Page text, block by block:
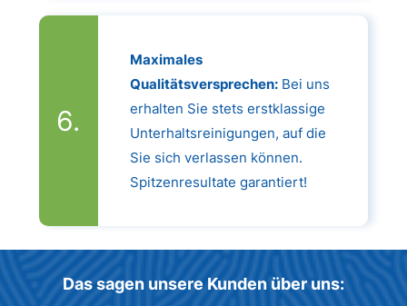
Maximales
Qualitätsversprechen:Bei uns
erhalten Sie stets erstklassige
Unterhaltsreinigungen, auf die
Sie sich verlassen können.
Spitzenresultate garantiert!
Das sagen unsere Kunden über uns: